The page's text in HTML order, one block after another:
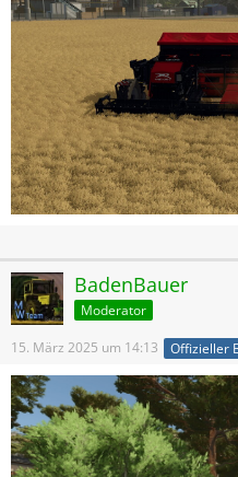
BadenBauer
Moderator
15. März 2025 um 14:13 Offizieller